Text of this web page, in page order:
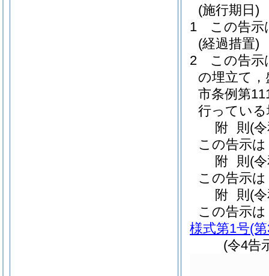
(施行期日)
1
この告示
(経過措置)
2
この告示
の埋立て
市条例第
行ってい
附 則 (
この告示
附 則 (
この告示
附 則 (
この告示
様式第1号(
(令4告